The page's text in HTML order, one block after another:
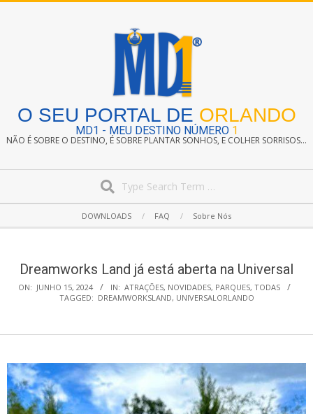
O SEU PORTAL DE ORLANDO
MD1 - MEU DESTINO NÚMERO 1
NÃO É SOBRE O DESTINO, É SOBRE PLANTAR SONHOS, E COLHER SORRISOS...
Navigation
DOWNLOADS FAQ Sobre Nós
Dreamworks Land já está aberta na Universal
ON: JUNHO 15, 2024 IN: ATRAÇÕES, NOVIDADES, PARQUES, TODAS
TAGGED: DREAMWORKSLAND, UNIVERSALORLANDO